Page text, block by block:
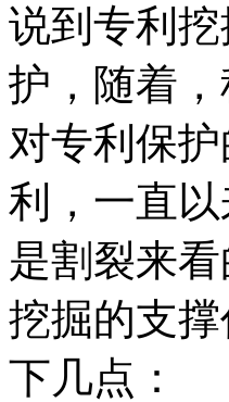
说到专利
护，随着
对专利保
利，一直
是割裂来
挖掘的支
下几点：